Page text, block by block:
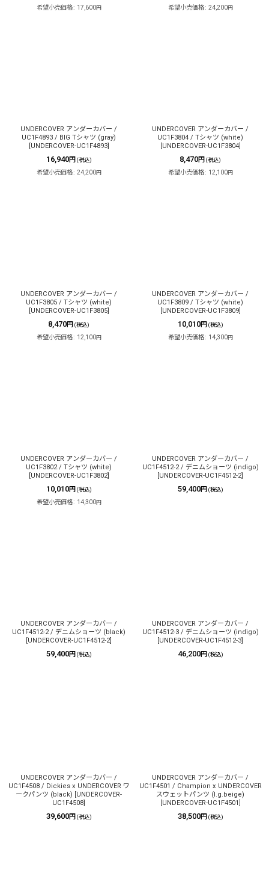
希望小売価格: 17,600円 希望小売価格: 24,200円
UNDERCOVER アンダーカバー /
UC1F4893 / BIG Tシャツ (gray)
UNDERCOVER-UC1F4893]
16,940円 (税込)
希望小売価格: 24,200円
UNDERCOVER アンダーカバー /
UC1F3804 / Tシャツ (white)
UNDERCOVER-UC1F3804]
8,470円 (税込)
希望小売価格: 12,100円
UNDERCOVER アンダーカバー /
UC1F3805 / Tシャツ (white)
UNDERCOVER-UC1F3805]
8,470円 (税込)
希望小売価格: 12,100円
UNDERCOVER アンダーカバー /
UC1F3809 / Tシャツ (white)
UNDERCOVER-UC1F3809]
10,010円 (税込)
希望小売価格: 14,300円
UNDERCOVER アンダーカバー /
UC1F3802 / Tシャツ (white)
UNDERCOVER-UC1F3802]
10,010円 (税込)
希望小売価格: 14,300円
UNDERCOVER アンダーカバー /
UC1F4512-2 / デニムショーツ (indigo)
UNDERCOVER-UC1F4512-2]
59,400円 (税込)
UNDERCOVER アンダーカバー /
UC1F4512-2 / デニムショーツ (black)
UNDERCOVER-UC1F4512-2]
59,400円 (税込)
UNDERCOVER アンダーカバー /
UC1F4512-3 / デニムショーツ (indigo)
UNDERCOVER-UC1F4512-3
46,200円 (税込)
UNDERCOVER アンダーカバー /
UC1F4508 / Dickies x UNDERCOVER ワ
ークパンツ (black)
UNDERCOVER-
UC1F4508
39,600円 (税込)
UNDERCOVER アンダーカバー /
UC1F4501 / Champion x UNDERCOVER
スウェットパンツ (l.g.beige)
UNDERCOVER-UC1F4501
38,500円 (税込)